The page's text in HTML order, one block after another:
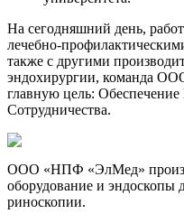
На сегодняшний день,
лечебно-
также с другими
эндохирургии, команда
главную цель:
Сотрудничества.
ООО «НПФ «ЭлМед»
оборудование и эндоскопы
риноскопии.